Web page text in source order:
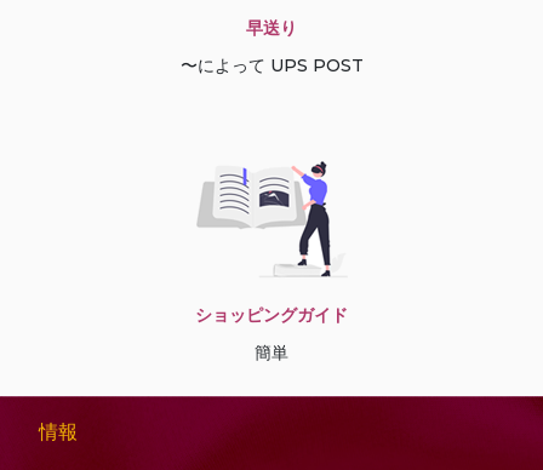
早送り
〜によって UPS POST
ショッピングガイド
簡単
情報